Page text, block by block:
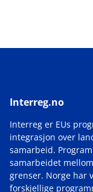
Interreg.no
Interreg er EUs
integrasjon over
samarbeid.
samarbeidet
grenser. Norge har
forskjellige